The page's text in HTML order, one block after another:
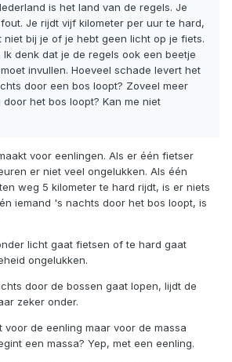
is het land van de regels. Je
Je rijdt vijf kilometer per uur te hard,
niet bij je of je hebt geen licht op je fiets.
Ik denk dat je de regels ook een beetje
invullen. Hoeveel schade levert het
door een bos loopt? Zoveel meer
het bos loopt? Kan me niet
voor eenlingen. Als er één fietser
er niet veel ongelukken. Als één
weg 5 kilometer te hard rijdt, is er niets
iemand 's nachts door het bos loopt, is
licht gaat fietsen of te hard gaat
ongelukken.
door de bossen gaat lopen, lijdt de
zeker onder.
voor de eenling maar voor de massa
een massa? Yep, met een eenling.